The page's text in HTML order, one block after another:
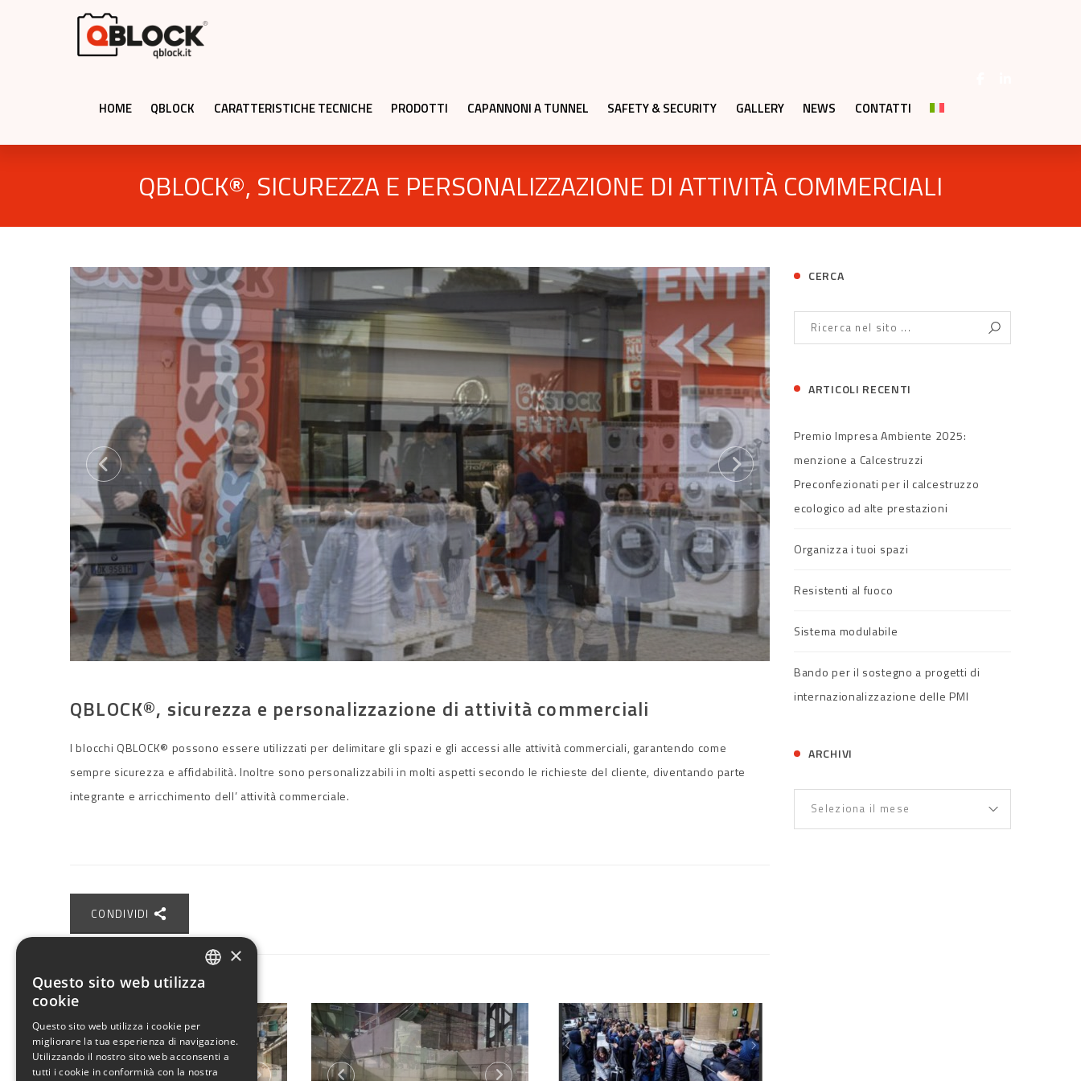
HOME QBLOCK CARATTERISTICHE TECNICHE PRODOTTI CAPANNONI A TUNNEL SAFETY & SECURITY GALLERY NEWS CONTATTI
QBLOCK®, SICUREZZA E PERSONALIZZAZIONE DI ATTIVITÀ COMMERCIALI
QBLOCK®, sicurezza e personalizzazione di attività commerciali
I blocchi QBLOCK® possono essere utilizzati per delimitare gli spazi e gli accessi alle attività commerciali, garantendo come
sempre sicurezza e affidabilità. Inoltre sono personalizzabili in molti aspetti secondo le richieste del cliente, diventando parte
integrante e arricchimento dell’ attività commerciale.
CONDIVIDI
CERCA
ARTICOLI RECENTI
Premio Impresa Ambiente 2025:
menzione a Calcestruzzi
Preconfezionati per il calcestruzzo
ecologico ad alte prestazioni
Organizza i tuoi spazi
Resistenti al fuoco
Sistema modulabile
Bando per il sostegno a progetti di
internazionalizzazione delle PMI
ARCHIVI
×
Questo sito web utilizza
cookie
Questo sito web utilizza i cookie per
migliorare la tua esperienza di navigazione.
Utilizzando il nostro sito web acconsenti a
tutti i cookie in conformità con la nostra